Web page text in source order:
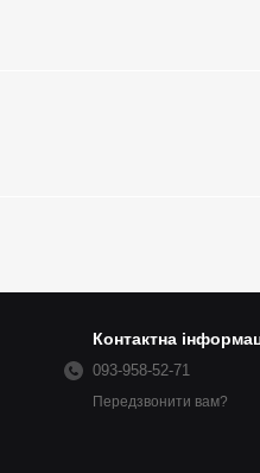
Контактна
093-958-52-71
Передзвонити вам?